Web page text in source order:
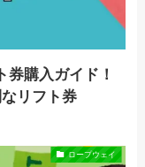
券購入ガイド！
リフト券
ロープウェイ